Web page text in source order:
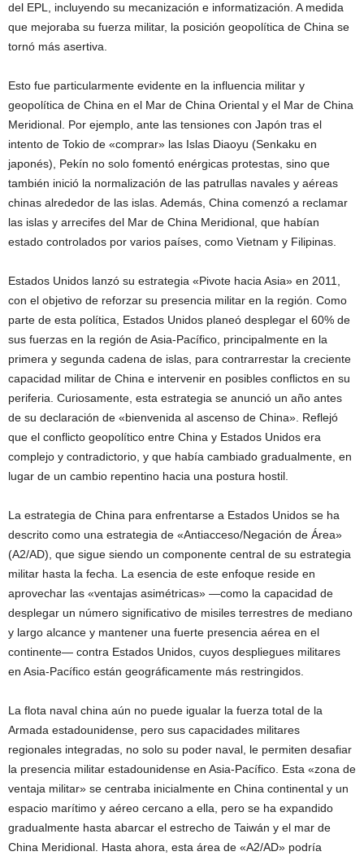
del EPL, incluyendo su mecanización e informatización. A medida
que mejoraba su fuerza militar, la posición geopolítica de China se
tornó más asertiva.
Esto fue particularmente evidente en la influencia militar y
geopolítica de China en el Mar de China Oriental y el Mar de China
Meridional. Por ejemplo, ante las tensiones con Japón tras el
intento de Tokio de «comprar» las Islas Diaoyu (Senkaku en
japonés), Pekín no solo fomentó enérgicas protestas, sino que
también inició la normalización de las patrullas navales y aéreas
chinas alrededor de las islas. Además, China comenzó a reclamar
las islas y arrecifes del Mar de China Meridional, que habían
estado controlados por varios países, como Vietnam y Filipinas.
Estados Unidos lanzó su estrategia «Pivote hacia Asia» en 2011,
con el objetivo de reforzar su presencia militar en la región. Como
parte de esta política, Estados Unidos planeó desplegar el 60% de
sus fuerzas en la región de Asia-Pacífico, principalmente en la
primera y segunda cadena de islas, para contrarrestar la creciente
capacidad militar de China e intervenir en posibles conflictos en su
periferia. Curiosamente, esta estrategia se anunció un año antes
de su declaración de «bienvenida al ascenso de China». Reflejó
que el conflicto geopolítico entre China y Estados Unidos era
complejo y contradictorio, y que había cambiado gradualmente, en
lugar de un cambio repentino hacia una postura hostil.
La estrategia de China para enfrentarse a Estados Unidos se ha
descrito como una estrategia de «Antiacceso/Negación de Área»
(A2/AD), que sigue siendo un componente central de su estrategia
militar hasta la fecha. La esencia de este enfoque reside en
aprovechar las «ventajas asimétricas» —como la capacidad de
desplegar un número significativo de misiles terrestres de mediano
y largo alcance y mantener una fuerte presencia aérea en el
continente— contra Estados Unidos, cuyos despliegues militares
en Asia-Pacífico están geográficamente más restringidos.
La flota naval china aún no puede igualar la fuerza total de la
Armada estadounidense, pero sus capacidades militares
regionales integradas, no solo su poder naval, le permiten desafiar
la presencia militar estadounidense en Asia-Pacífico. Esta «zona de
ventaja militar» se centraba inicialmente en China continental y un
espacio marítimo y aéreo cercano a ella, pero se ha expandido
gradualmente hasta abarcar el estrecho de Taiwán y el mar de
China Meridional. Hasta ahora, esta área de «A2/AD» podría